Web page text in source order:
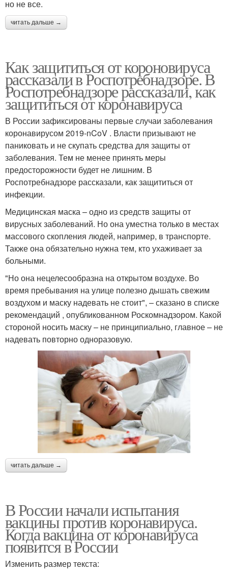
но не все.
читать дальше →
Как защититься от короновируса
рассказали в Роспотребнадзоре. В
Роспотребнадзоре рассказали, как
защититься от коронавируса
В России зафиксированы первые случаи заболевания
коронавирусом 2019-nCoV . Власти призывают не
паниковать и не скупать средства для защиты от
заболевания. Тем не менее принять меры
предосторожности будет не лишним. В
Роспотребнадзоре рассказали, как защититься от
инфекции.
Медицинская маска – одно из средств защиты от
вирусных заболеваний. Но она уместна только в местах
массового скопления людей, например, в транспорте.
Также она обязательно нужна тем, кто ухаживает за
больными.
"Но она нецелесообразна на открытом воздухе. Во
время пребывания на улице полезно дышать свежим
воздухом и маску надевать не стоит", – сказано в списке
рекомендаций , опубликованном Роскомнадзором. Какой
стороной носить маску – не принципиально, главное – не
надевать повторно одноразовую.
читать дальше →
В России начали испытания
вакцины против коронавируса.
Когда вакцина от коронавируса
появится в России
Изменить размер текста: